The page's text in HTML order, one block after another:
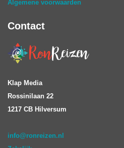
Algemene voorwaarden
Contact
Klap Media
Rossinilaan 22
1217 CB Hilversum
info@ronreizen.nl